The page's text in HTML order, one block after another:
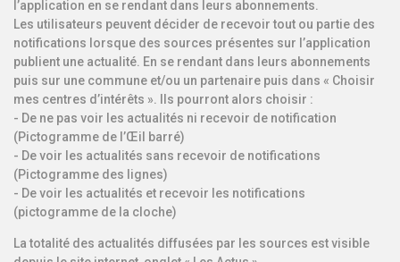
l’application en se rendant dans leurs abonnements.
Les utilisateurs peuvent décider de recevoir tout ou partie des
notifications lorsque des sources présentes sur l’application
publient une actualité. En se rendant dans leurs abonnements
puis sur une commune et/ou un partenaire puis dans « Choisir
mes centres d’intérêts ». Ils pourront alors choisir :
- De ne pas voir les actualités ni recevoir de notification
(Pictogramme de l’Œil barré)
- De voir les actualités sans recevoir de notifications
(Pictogramme des lignes)
- De voir les actualités et recevoir les notifications
(pictogramme de la cloche)
La totalité des actualités diffusées par les sources est visible